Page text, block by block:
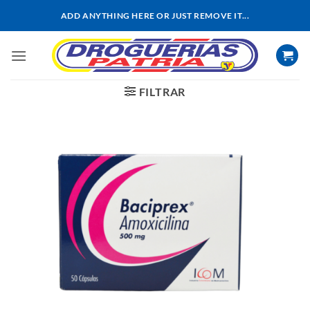
ADD ANYTHING HERE OR JUST REMOVE IT...
FILTRAR